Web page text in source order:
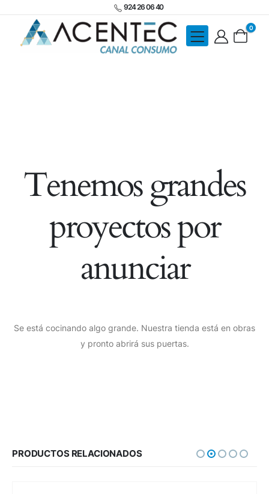
924 26 06 40
0
Tenemos grandes
proyectos por
anunciar
Se está cocinando algo grande. Nuestra tienda está en obras
y pronto abrirá sus puertas.
PRODUCTOS RELACIONADOS